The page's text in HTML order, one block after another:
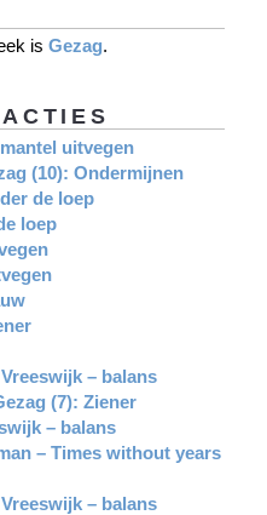
is Gezag.
uitvegen
(10): Ondermijnen
de loep
loep
– balans
(7): Ziener
– balans
– Times without years
– balans